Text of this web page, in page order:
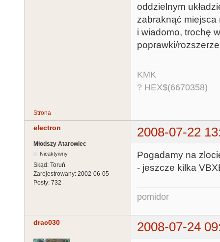
oddzielnym
zabraknąć miejsca
i wiadomo, trochę
poprawki/
KMK
? HEX$(6670358)
Strona
electron 2008-07-22
Młodszy Atarowiec
Nieaktywny
Skąd: Toruń
Zarejestrowany: 2002-06-05
Posty: 732
Pogadamy na
- jeszcze kilka
pomidor
drac030 2008-07-24